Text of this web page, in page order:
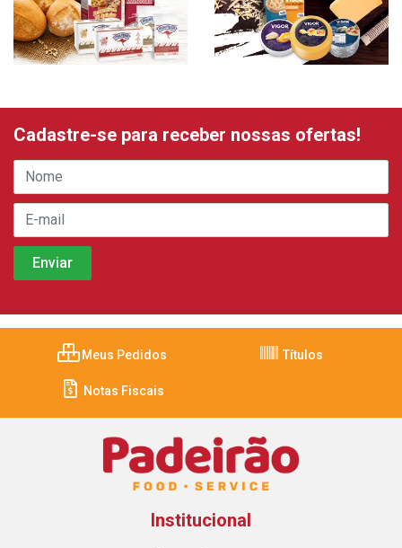
Cadastre-se para receber nossas ofertas!
Meus Pedidos Títulos
Notas Fiscais
Institucional